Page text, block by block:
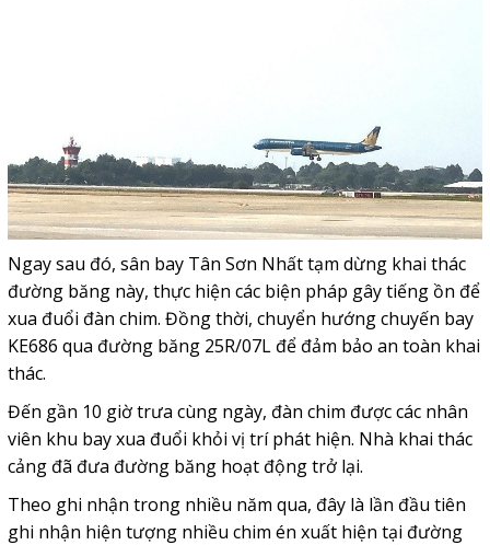
Ngay sau đó, sân bay Tân Sơn Nhất tạm dừng khai thác
đường băng này, thực hiện các biện pháp gây tiếng ồn để
xua đuổi đàn chim. Đồng thời, chuyển hướng chuyến bay
KE686 qua đường băng 25R/07L để đảm bảo an toàn khai
thác.
Đến gần 10 giờ trưa cùng ngày, đàn chim được các nhân
viên khu bay xua đuổi khỏi vị trí phát hiện. Nhà khai thác
cảng đã đưa đường băng hoạt động trở lại.
Theo ghi nhận trong nhiều năm qua, đây là lần đầu tiên
ghi nhận hiện tượng nhiều chim én xuất hiện tại đường